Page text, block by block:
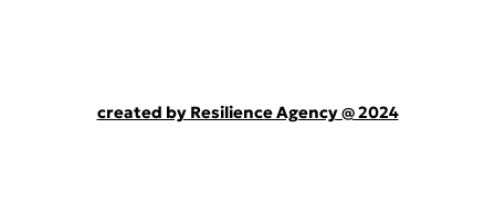
created by Resilience Agency @ 2024